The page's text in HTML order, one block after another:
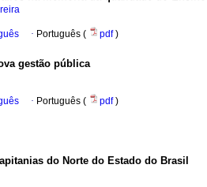
· Português ( pdf)
gestão pública
· Português ( pdf)
do Norte do Estado do Brasil